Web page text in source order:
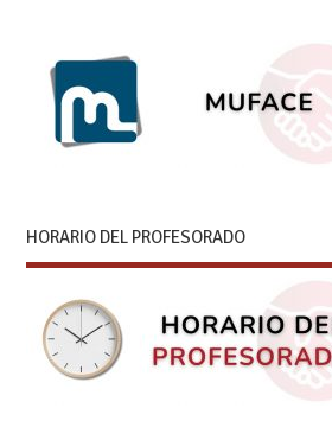
HORARIO DEL PROFESORADO